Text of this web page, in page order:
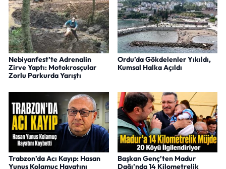
Nebiyanfest’te Adrenalin
Zirve Yaptı: Motokrosçular
Zorlu Parkurda Yarıştı
Ordu’da Gökdelenler Yıkıldı,
Kumsal Halka Açıldı
Trabzon’da Acı Kayıp: Hasan
Yunus Kolamuç Hayatını
Başkan Genç’ten Madur
Dağı’nda 14 Kilometrelik